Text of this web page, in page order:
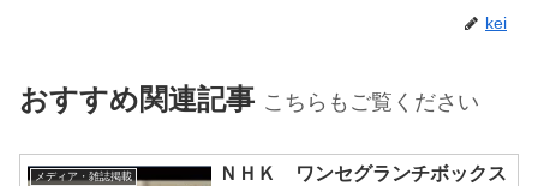
kei
おすすめ関連記事 こちらもご覧ください
メディア・雑誌掲載
ＮＨＫ ワンセグランチボックス